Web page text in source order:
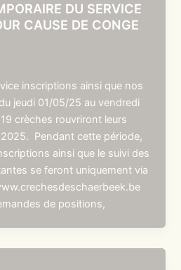
DU SERVICE
CAUSE DE CONGE
inscriptions ainsi que nos
jeudi 01/05/25 au vendredi
crèches rouvriront leurs
Pendant cette période,
ainsi que le suivi des
se feront uniquement via
de positions,